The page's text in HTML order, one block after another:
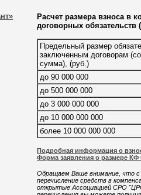
Расчет размера взноса в
договорных
Предельный размер
заключенным договорам
сумма), (руб.)
до 90 000 000
до 500 000 000
до 3 000 000 000
до 10 000 000 000
более 10 000 000 000
Подробная информация о
Форма заявления о размере
Обращаем Ваше внимание, что с
перечисление средств в
открытые Ассоциацией СРО